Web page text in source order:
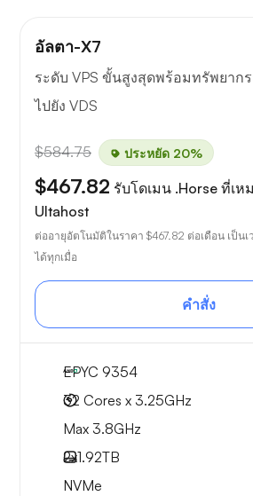
อัลตา-X7
ระดับ VPS ขั้นสูงสุดพร้อมทรัพยาก
ไปยัง VDS
$584.75 ประหยัด 20%
$467.82 รับโดเมน .Horse ที่เ
Ultahost
ต่ออายุอัตโนมัติในราคา $467.82 ต่อเดือน เป็น
ได้ทุกเมื่อ
คำสั่ง
EPYC 9354
32 Cores x 3.25GHz
Max 3.8GHz
2x1.92TB
NVMe